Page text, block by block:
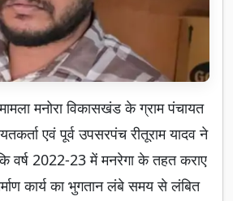
मनोरा विकासखंड के ग्राम पंचायत
एवं पूर्व उपसरपंच रीतूराम यादव ने
वर्ष 2022-23 में मनरेगा के तहत कराए
कार्य का भुगतान लंबे समय से लंबित